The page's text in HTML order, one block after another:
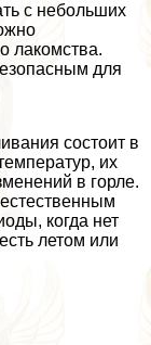
с небольших
лакомства.
для
состоит в
их
в горле.
когда нет
летом или